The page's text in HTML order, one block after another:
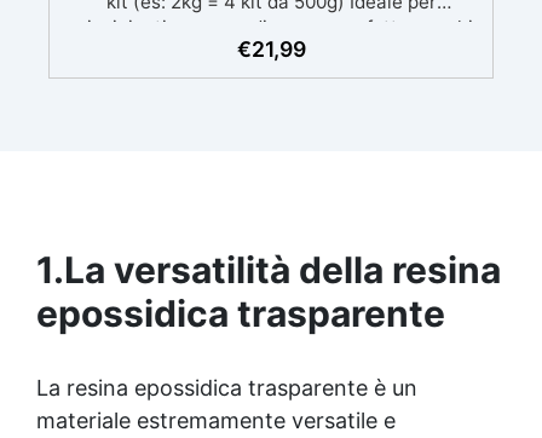
principianti: a prova di errore, perfetta per chi
inizia. Sempre lucida: garantisce una finitura
brillante e uniforme in ogni condizione.
€21,99
1.La versatilità della resina
epossidica trasparente
La resina epossidica trasparente è un
materiale estremamente versatile e